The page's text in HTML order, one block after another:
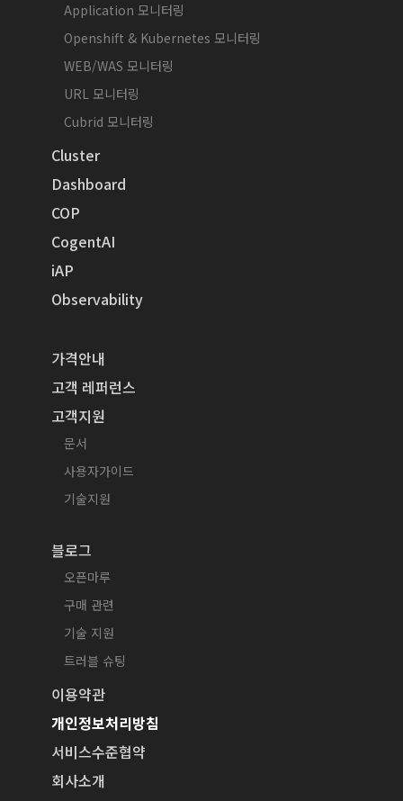
Application 모니터링
Openshift & Kubernetes 모니터링
WEB/WAS 모니터링
URL 모니터링
Cubrid 모니터링
Cluster
Dashboard
COP
CogentAI
iAP
Observability
가격안내
고객 레퍼런스
고객지원
문서
사용자가이드
기술지원
블로그
오픈마루
구매 관련
기술 지원
트러블 슈팅
이용약관
개인정보처리방침
서비스수준협약
회사소개